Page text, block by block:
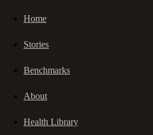
Home
Stories
Benchmarks
About
Health Library